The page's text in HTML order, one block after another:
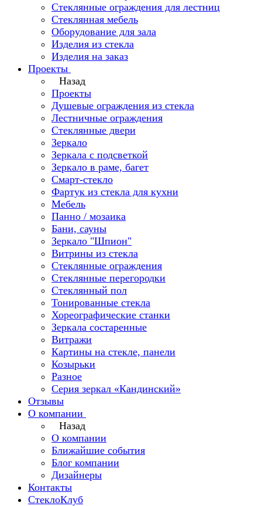
Стеклянные ограждения для лестниц
Стеклянная мебель
Оборудование для зала
Изделия из стекла
Изделия на заказ
Проекты
Назад
Проекты
Душевые ограждения из стекла
Лестничные ограждения
Стеклянные двери
Зеркало
Зеркала с подсветкой
Зеркало в раме, багет
Смарт-стекло
Фартук из стекла для кухни
Мебель
Панно / мозаика
Бани, сауны
Зеркало "Шпион"
Витрины из стекла
Стеклянные ограждения
Стеклянные перегородки
Стеклянный пол
Тонированные стекла
Хореографические станки
Зеркала состаренные
Витражи
Картины на стекле, панели
Козырьки
Разное
Серия зеркал «Кандинский»
Отзывы
О компании
Назад
О компании
Ближайшие события
Блог компании
Дизайнеры
Контакты
СтеклоКлуб